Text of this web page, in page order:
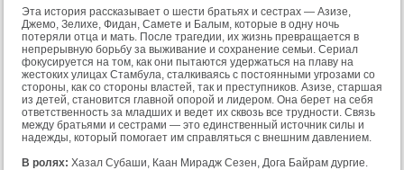
Эта история рассказывает о шести братьях и сестрах — Азизе,
Джемо, Зелихе, Фидан, Самете и Балым, которые в одну ночь
потеряли отца и мать. После трагедии, их жизнь превращается в
непрерывную борьбу за выживание и сохранение семьи. Сериал
фокусируется на том, как они пытаются удержаться на плаву на
жестоких улицах Стамбула, сталкиваясь с постоянными угрозами со
стороны, как со стороны властей, так и преступников. Азизе, старшая
из детей, становится главной опорой и лидером. Она берет на себя
ответственность за младших и ведет их сквозь все трудности. Связь
между братьями и сестрами — это единственный источник силы и
надежды, который помогает им справляться с внешним давлением.
В ролях: Хазал Субаши, Каан Мирадж Сезен, Дога Байрам дургие.